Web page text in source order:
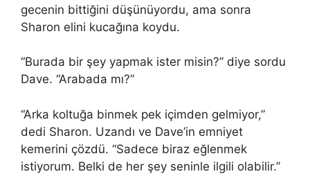
gecenin bittiğini düşünüyordu, ama sonra
Sharon elini kucağına koydu.
“Burada bir şey yapmak ister misin?” diye sordu
Dave. “Arabada mı?”
“Arka koltuğa binmek pek içimden gelmiyor,”
dedi Sharon. Uzandı ve Dave’in emniyet
kemerini çözdü. “Sadece biraz eğlenmek
istiyorum. Belki de her şey seninle ilgili olabilir.”